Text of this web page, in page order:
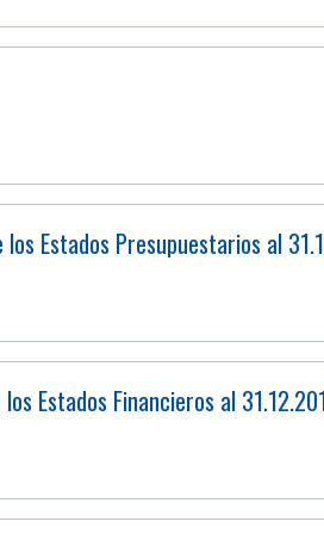
Estados Presupuestarios al
Estados Financieros al